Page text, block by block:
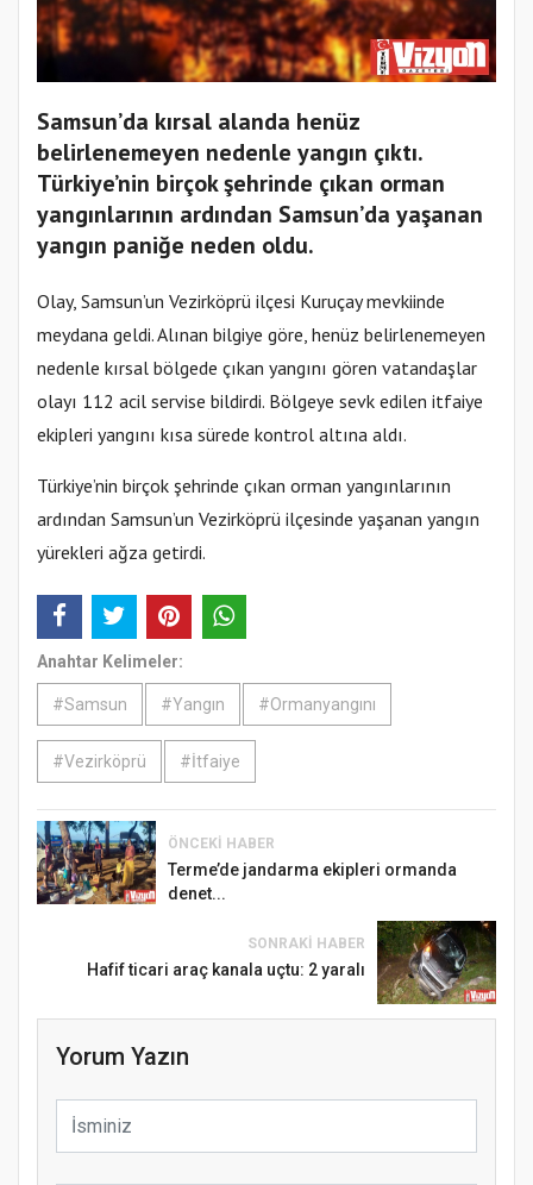
Samsun’da kırsal alanda henüz
belirlenemeyen nedenle yangın çıktı.
Türkiye’nin birçok şehrinde çıkan orman
yangınlarının ardından Samsun’da yaşanan
yangın paniğe neden oldu.
Olay, Samsun’un Vezirköprü ilçesi Kuruçay mevkiinde
meydana geldi. Alınan bilgiye göre, henüz belirlenemeyen
nedenle kırsal bölgede çıkan yangını gören vatandaşlar
olayı 112 acil servise bildirdi. Bölgeye sevk edilen itfaiye
ekipleri yangını kısa sürede kontrol altına aldı.
Türkiye’nin birçok şehrinde çıkan orman yangınlarının
ardından Samsun’un Vezirköprü ilçesinde yaşanan yangın
yürekleri ağza getirdi.
Anahtar Kelimeler:
#Samsun #Yangın #Ormanyangını
#Vezirköprü #İtfaiye
ÖNCEKI HABER
Terme’de jandarma ekipleri ormanda
denet...
SONRAKI HABER
Hafif ticari araç kanala uçtu: 2 yaralı
Yorum Yazın